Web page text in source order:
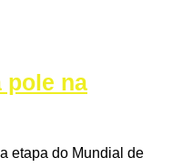
pole na
etapa do Mundial de